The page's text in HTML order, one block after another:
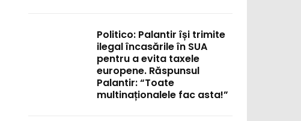
Politico: Palantir își trimite
ilegal încasările în SUA
pentru a evita taxele
europene. Răspunsul
Palantir: “Toate
multinaționalele fac asta!”